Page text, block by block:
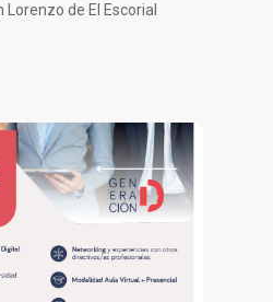
de El Escorial